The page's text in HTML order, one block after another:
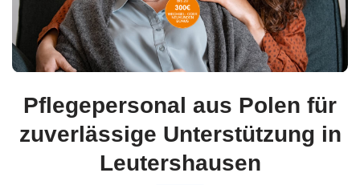
Pflegepersonal aus Polen für
zuverlässige Unterstützung in
Leutershausen